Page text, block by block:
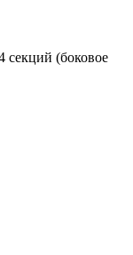
(боковое